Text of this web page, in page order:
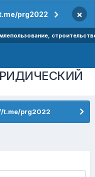
prg2022 ×
t.me/prg2022